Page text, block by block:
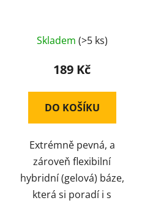
hodnocení
produktu
5,0
z
hvězdiček.
Skladem (>5 ks)
189 Kč
DO KOŠÍKU
Extrémně pevná, a
zároveň flexibilní
hybridní (gelová) báze,
která si poradí i s